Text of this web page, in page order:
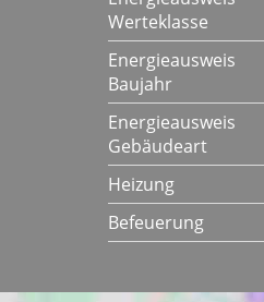
Werteklasse
Energieausweis
Baujahr
Energieausweis
Gebäudeart
Heizung
Befeuerung